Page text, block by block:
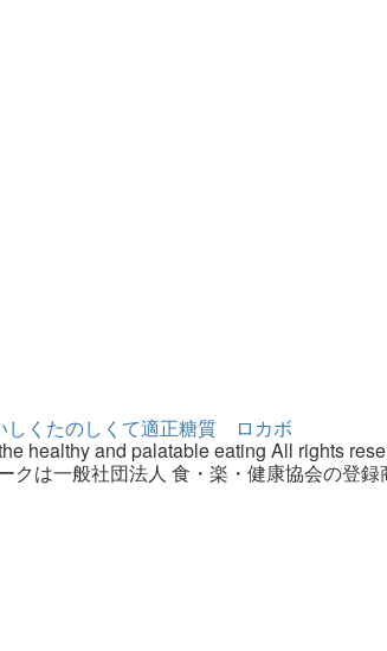
healthy and palatable eating All rights
クは一般社団法人 食・楽・健康協会の登